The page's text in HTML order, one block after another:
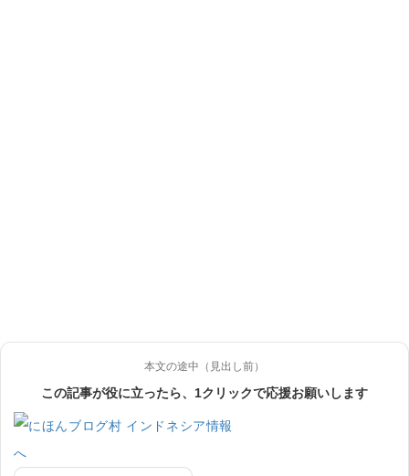
本文の途中（見出し前）
この記事が役に立ったら、1クリックで応援お願いします